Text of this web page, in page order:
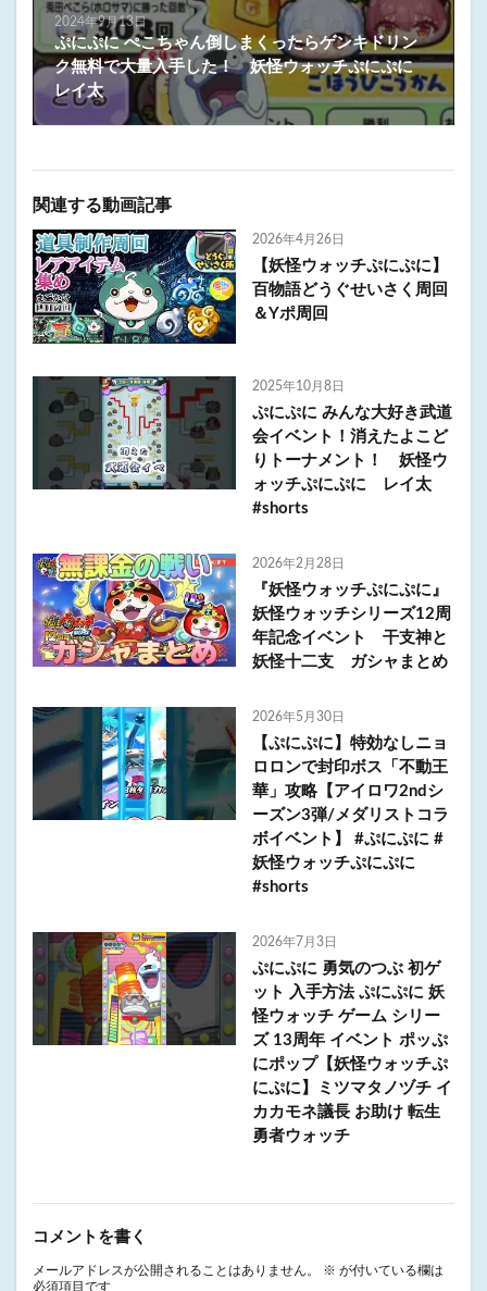
2024年9月13日
ぷにぷに ぺこちゃん倒しまくったらゲンキドリン
ク無料で大量入手した！ 妖怪ウォッチぷにぷに
レイ太
関連する動画記事
2026年4月26日
【妖怪ウォッチぷにぷに】
百物語どうぐせいさく周回
＆Yポ周回
2025年10月8日
ぷにぷに みんな大好き武道
会イベント！消えたよこど
りトーナメント！ 妖怪ウ
ォッチぷにぷに レイ太
#shorts
2026年2月28日
『妖怪ウォッチぷにぷに』
妖怪ウォッチシリーズ12周
年記念イベント 干支神と
妖怪十二支 ガシャまとめ
2026年5月30日
【ぷにぷに】特効なしニョ
ロロンで封印ボス「不動王
華」攻略【アイロワ2ndシ
ーズン3弾/メダリストコラ
ボイベント】 #ぷにぷに #
妖怪ウォッチぷにぷに
#shorts
2026年7月3日
ぷにぷに 勇気のつぶ 初ゲ
ット 入手方法 ぷにぷに 妖
怪ウォッチ ゲーム シリー
ズ 13周年 イベント ポッぷ
にポップ【妖怪ウォッチぷ
にぷに】ミツマタノヅチ イ
カカモネ議長 お助け 転生
勇者ウォッチ
コメントを書く
メールアドレスが公開されることはありません。 ※ が付いている欄は
必須項目です